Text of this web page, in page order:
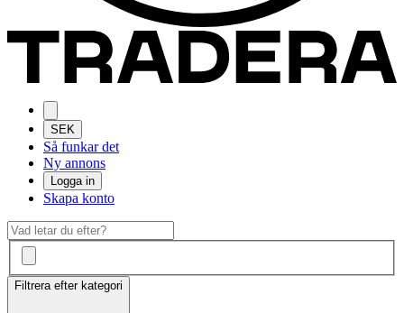
SEK
Så funkar det
Ny annons
Logga in
Skapa konto
Filtrera efter kategori